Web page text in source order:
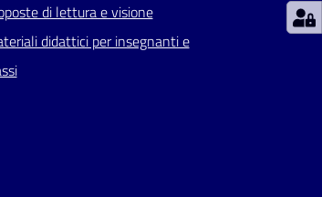
di lettura e visione
didattici per insegnanti e